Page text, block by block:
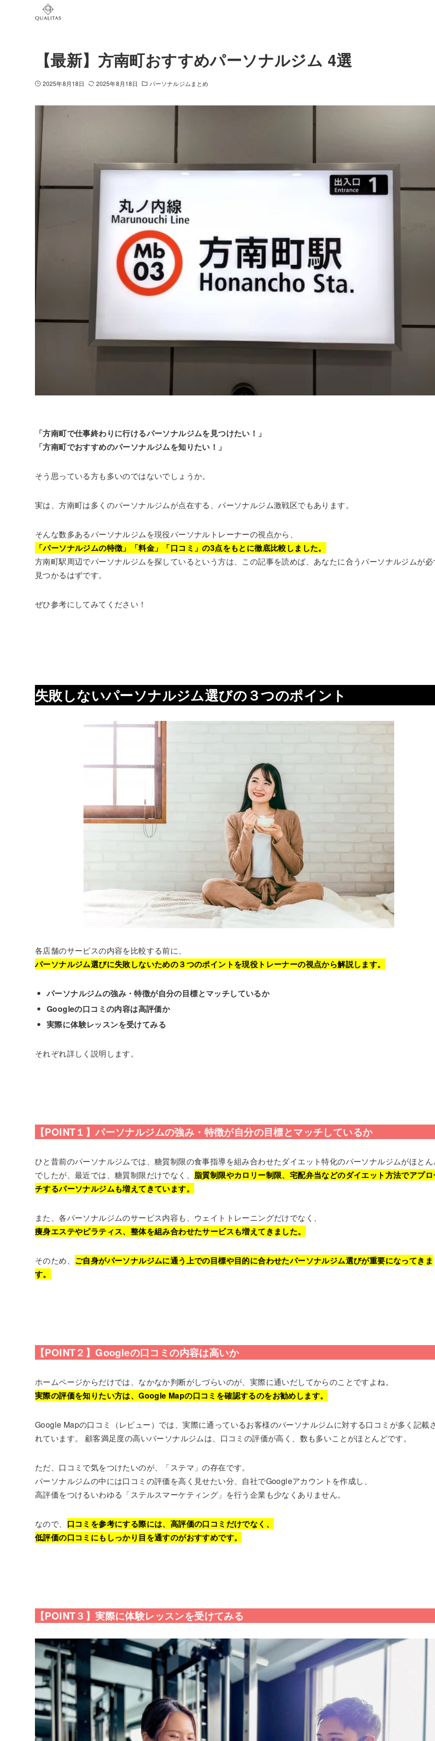
【最新】方南町おすすめパーソナルジム 4選
2025年8月18日 2025年8月18日 パーソナルジムまとめ
「方南町で仕事終わりに行けるパーソナルジムを見つけたい！」
「方南町でおすすめのパーソナルジムを知りたい！」
そう思っている方も多いのではないでしょうか。
実は、方南町は多くのパーソナルジムが点在する、パーソナルジム激戦区でもあります。
そんな数多あるパーソナルジムを現役パーソナルトレーナーの視点から、
「パーソナルジムの特徴」「料金」「口コミ」の3点をもとに徹底比較しました。
方南町駅周辺でパーソナルジムを探しているという方は、この記事を読めば、あなたに合うパーソナルジムが
見つかるはずです。
ぜひ参考にしてみてください！
失敗しないパーソナルジム選びの３つのポイント
各店舗のサービスの内容を比較する前に、
パーソナルジム選びに失敗しないための３つのポイントを現役トレーナーの視点から解説します。
パーソナルジムの強み・特徴が自分の目標とマッチしているか
Googleの口コミの内容は高評価か
実際に体験レッスンを受けてみる
それぞれ詳しく説明します。
【POINT１】パーソナルジムの強み・特徴が自分の目標とマッチしているか
ひと昔前のパーソナルジムでは、糖質制限の食事指導を組み合わせたダイエット特化のパーソナルジムがほと
でしたが、最近では、糖質制限だけでなく、 脂質制限やカロリー制限、宅配弁当などのダイエット方法でアプ
チするパーソナルジムも増えてきています。
また、各パーソナルジムのサービス内容も、ウェイトトレーニングだけでなく、
痩身エステやピラティス、整体を組み合わせたサービスも増えてきました。
そのため、 ご自身がパーソナルジムに通う上での目標や目的に合わせたパーソナルジム選びが重要になってきま
す。
【POINT２】Googleの口コミの内容は高いか
ホームページからだけでは、なかなか判断がしづらいのが、実際に通いだしてからのことですよね。
実際の評価を知りたい方は、Google Mapの口コミを確認するのをお勧めします。
Google Mapの口コミ（レビュー）では、実際に通っているお客様のパーソナルジムに対する口コミが多く記載
れています。 顧客満足度の高いパーソナルジムは、口コミの評価が高く、数も多いことがほとんどです。
ただ、口コミで気をつけたいのが、「ステマ」の存在です。
パーソナルジムの中には口コミの評価を高く見せたい分、自社でGoogleアカウントを作成し、
高評価をつけるいわゆる「ステルスマーケティング」を行う企業も少なくありません。
なので、 口コミを参考にする際には、高評価の口コミだけでなく、
低評価の口コミにもしっかり目を通すのがおすすめです。
【POINT３】実際に体験レッスンを受けてみる